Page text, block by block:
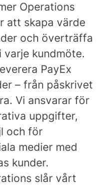
Operations
att skapa värde
och överträffa
kundmöte.
PayEx
– från påskrivet
Vi ansvarar för
uppgifter,
och för
medier med
kunder.
slår vårt